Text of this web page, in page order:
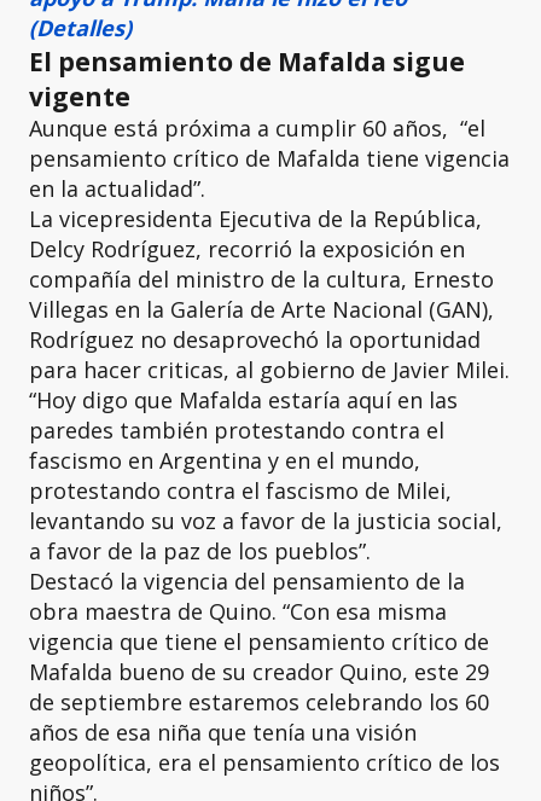
(Detalles)
El pensamiento de Mafalda sigue
vigente
Aunque está próxima a cumplir 60 años, “el
pensamiento crítico de Mafalda tiene vigencia
en la actualidad”.
La vicepresidenta Ejecutiva de la República,
Delcy Rodríguez, recorrió la exposición en
compañía del ministro de la cultura, Ernesto
Villegas en la Galería de Arte Nacional (GAN),
Rodríguez no desaprovechó la oportunidad
para hacer criticas, al gobierno de Javier Milei.
“Hoy digo que Mafalda estaría aquí en las
paredes también protestando contra el
fascismo en Argentina y en el mundo,
protestando contra el fascismo de Milei,
levantando su voz a favor de la justicia social,
a favor de la paz de los pueblos”.
Destacó la vigencia del pensamiento de la
obra maestra de Quino. “Con esa misma
vigencia que tiene el pensamiento crítico de
Mafalda bueno de su creador Quino, este 29
de septiembre estaremos celebrando los 60
años de esa niña que tenía una visión
geopolítica, era el pensamiento crítico de los
niños”.